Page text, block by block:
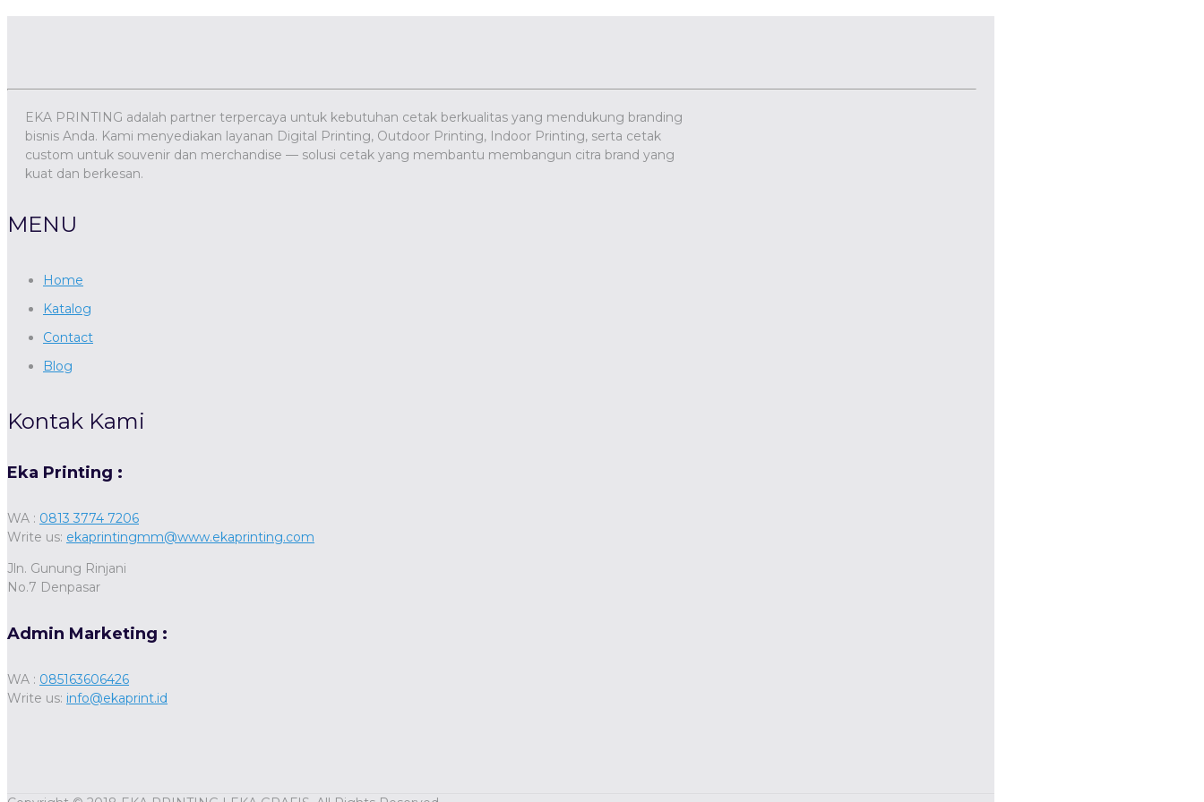
EKA PRINTING adalah partner terpercaya untuk kebutuhan cetak berkualitas yang mendukung branding
bisnis Anda. Kami menyediakan layanan Digital Printing, Outdoor Printing, Indoor Printing, serta cetak
custom untuk souvenir dan merchandise — solusi cetak yang membantu membangun citra brand yang
kuat dan berkesan.
MENU
Home
Katalog
Contact
Blog
Kontak Kami
Eka Printing :
WA : 0813 3774 7206
Write us: ekaprintingmm@www.ekaprinting.com
Jln. Gunung Rinjani
No.7 Denpasar
Admin Marketing :
WA : 085163606426
Write us: info@ekaprint.id